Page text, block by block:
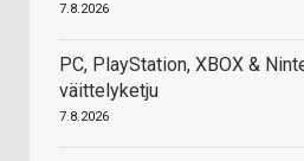
7.8.2026
PC, PlayStation, XBOX &
väittelyketju
7.8.2026